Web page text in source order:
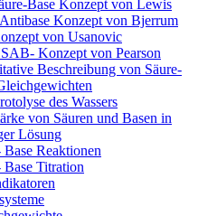
Base Konzept von Lewis
Konzept von Bjerrum
von Usanovic
Konzept von Pearson
Beschreibung von Säure-
des Wassers
von Säuren und Basen in
Lösung
Base Reaktionen
Base Titration